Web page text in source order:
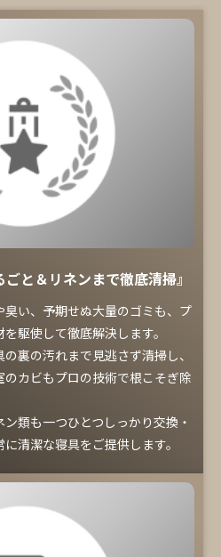
と＆リネンまで徹底清掃』
い、予期せぬ大量のゴミも、プ
駆使して徹底解決します。
裏の汚れまで見逃さず清掃し、
カビもプロの技術で根こそぎ除
類も一つひとつしっかり交換・
清潔な寝具をご提供します。